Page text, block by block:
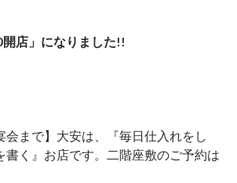
店」になりました!!
会まで】大安は、『毎日仕入れをし
書く』お店です。二階座敷のご予約は